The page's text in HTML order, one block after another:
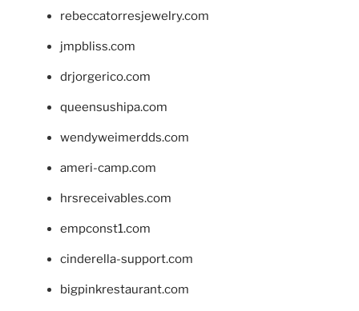
rebeccatorresjewelry.com
jmpbliss.com
drjorgerico.com
queensushipa.com
wendyweimerdds.com
ameri-camp.com
hrsreceivables.com
empconst1.com
cinderella-support.com
bigpinkrestaurant.com